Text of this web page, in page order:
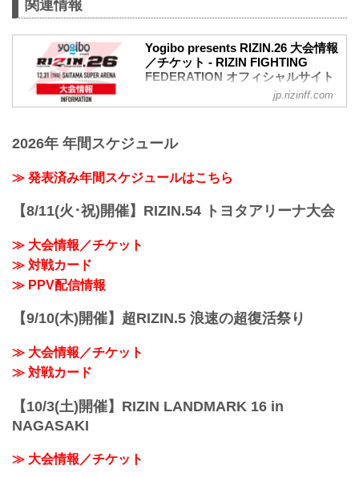
関連情報
Yogibo presents RIZIN.26 大会情報
／チケット - RIZIN FIGHTING
FEDERATION オフィシャルサイト
日時
定）
FFオフィシャルサイトにてご案内しま
す。
さいたまスーパーアリーナ
jp.rizinff.com
2026年 年間スケジュール
≫ 発表済み年間スケジュールはこちら
【8/11(火･祝)開催】RIZIN.54 トヨタアリーナ大会
≫ 大会情報／チケット
≫ 対戦カード
≫ PPV配信情報
【9/10(木)開催】超RIZIN.5 浪速の超復活祭り
≫ 大会情報／チケット
≫ 対戦カード
【10/3(土)開催】RIZIN LANDMARK 16 in
NAGASAKI
≫ 大会情報／チケット